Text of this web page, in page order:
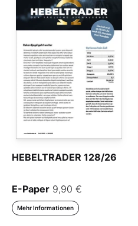
HEBELTRADER 128/26
E-Paper 9,90 €
Mehr Informationen